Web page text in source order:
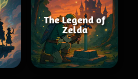
The Legend of
Zelda